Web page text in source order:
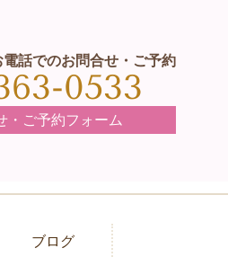
電話でのお問合せ・ご予約
0533
・ご予約フォーム
ブログ